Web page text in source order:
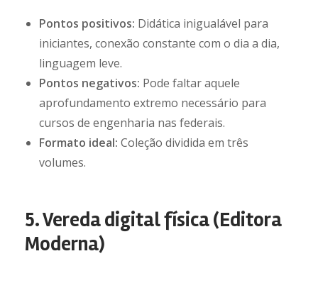
Pontos positivos: Didática inigualável para
iniciantes, conexão constante com o dia a dia,
linguagem leve.
Pontos negativos: Pode faltar aquele
aprofundamento extremo necessário para
cursos de engenharia nas federais.
Formato ideal: Coleção dividida em três
volumes.
5. Vereda digital física (Editora
Moderna)